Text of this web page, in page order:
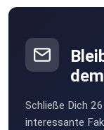
Schließe Dich
interessante